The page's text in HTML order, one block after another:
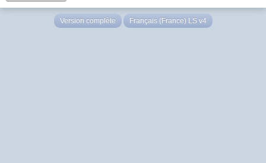
Version complète Français (France) LS v4